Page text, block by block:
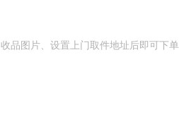
品图片、设置上门取件地址后即可下单